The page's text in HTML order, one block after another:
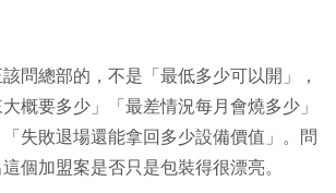
問總部的，不是「最低多少可以開」，
概要多少」「最差情況每月會燒多少」
「失敗退場還能拿回多少設備價值」。問
個加盟案是否只是包裝得很漂亮。